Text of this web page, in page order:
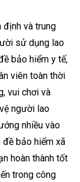
định và trung
sử dụng lao
bảo hiểm y tế,
viên toàn thời
vui chơi và
người lao
nhiều vào
bảo hiểm xã
hoàn thành tốt
trong công